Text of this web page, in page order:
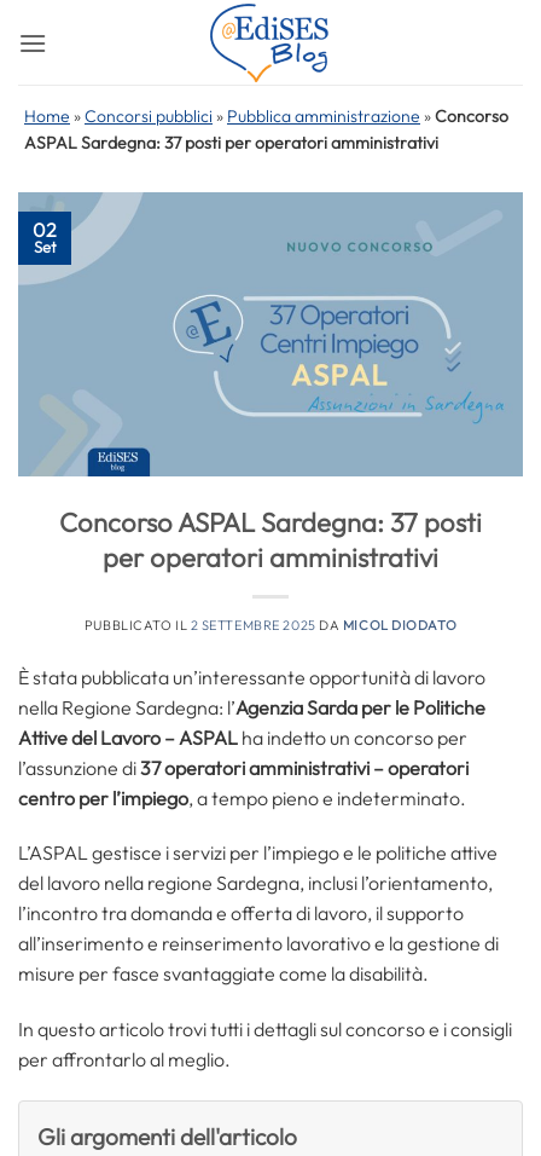
Home »Concorsi pubblici » Pubblica amministrazione »Concorso
ASPAL Sardegna: 37 posti per operatori amministrativi
02
Set
Concorso ASPAL Sardegna: 37 posti
per operatori amministrativi
PUBBLICATO IL 2 SETTEMBRE 2025 DA MICOL DIODATO
È stata pubblicata un’interessante opportunità di lavoro
nella Regione Sardegna: l’Agenzia Sarda per le Politiche
Attive del Lavoro – ASPAL ha indetto un concorso per
l’assunzione di37operatori amministrativi – operatori
centro per l’impiego, a tempo pieno e indeterminato.
L’ASPAL gestisce i servizi per l’impiego e le politiche attive
del lavoro nella regione Sardegna, inclusi l’orientamento,
l’incontro tra domanda e offerta di lavoro, il supporto
all’inserimento e reinserimento lavorativo e la gestione di
misure per fasce svantaggiate come la disabilità.
In questo articolo trovi tutti i dettagli sul concorso e i consigli
per affrontarlo al meglio.
Gli argomenti dell'articolo